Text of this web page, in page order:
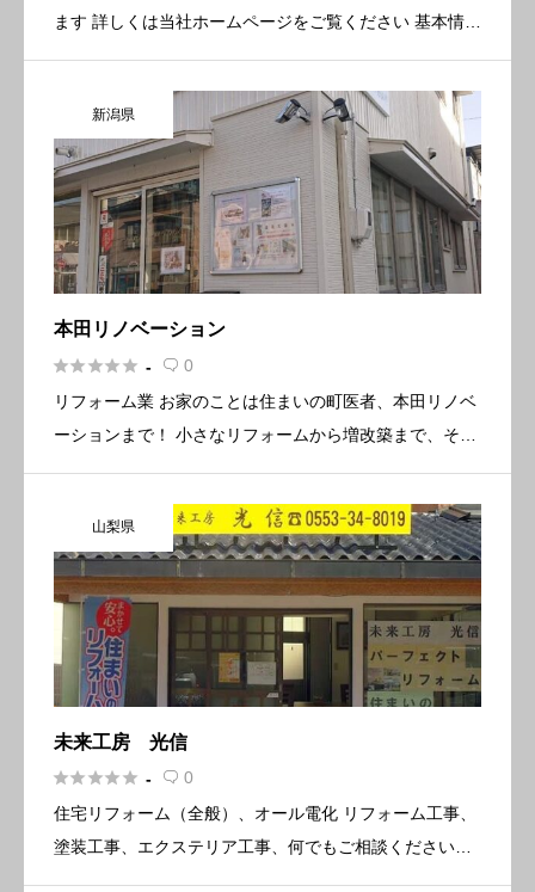
ます 詳しくは当社ホームページをご覧ください 基本情報
所在地〒649-6246 和歌山県岩出市吉田９２番地の32 電
話番号0736-60-5376 FAX0736-6 […]
新潟県
本田リノベーション
 -  0
リフォーム業 お家のことは住まいの町医者、本田リノベ
ーションまで！ 小さなリフォームから増改築まで、その
さい 基本情報 所在地〒950-0904 新潟県新潟市中央区水
島町 […]
山梨県
未来工房 光信
 -  0
住宅リフォーム（全般）、オール電化 リフォーム工事、
塗装工事、エクステリア工事、何でもご相談ください。